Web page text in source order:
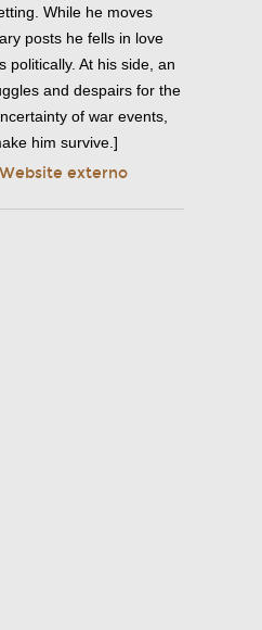
While he moves
posts he fells in love
politically. At his side, an
and despairs for the
of war events,
him survive.]
Website externo